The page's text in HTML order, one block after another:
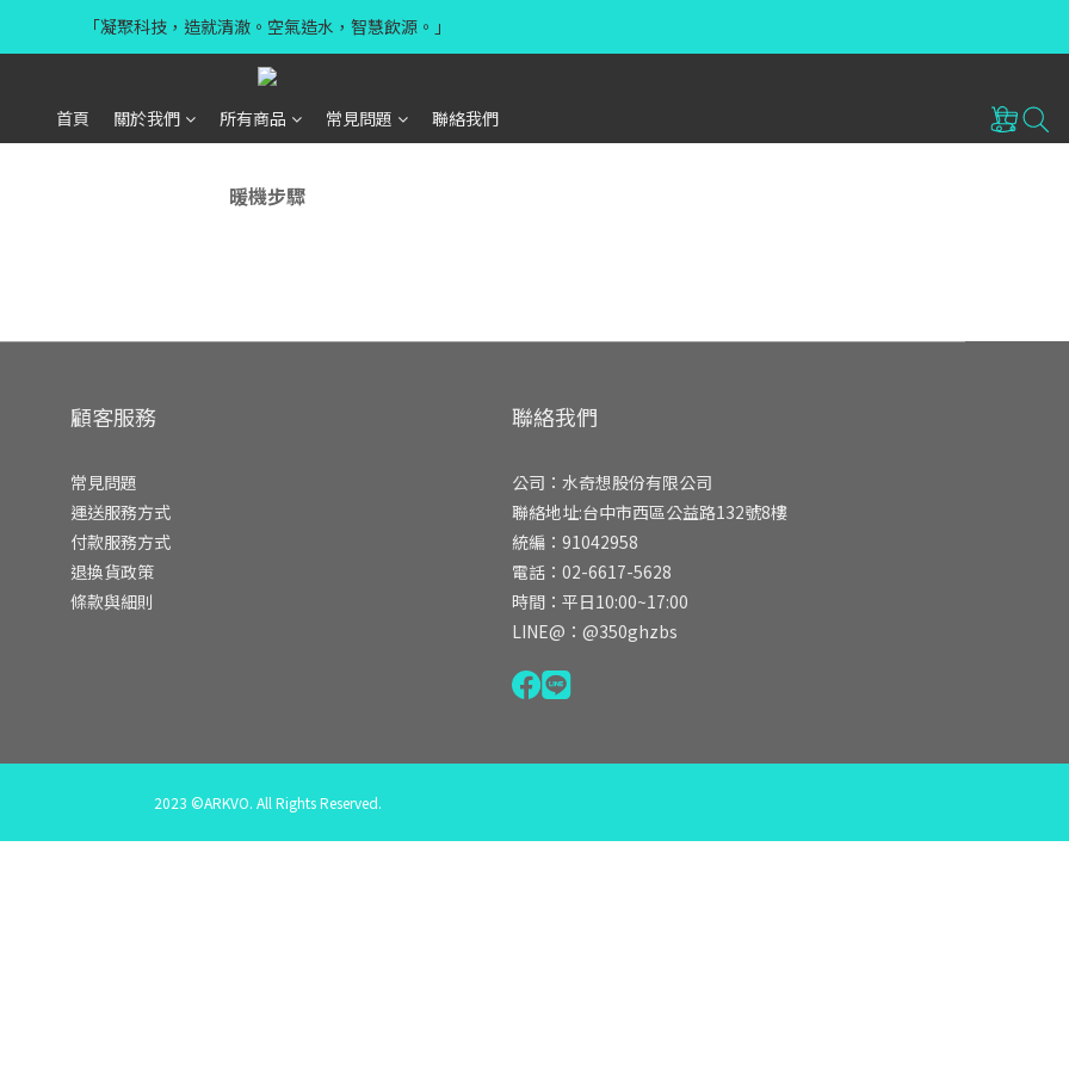
「凝聚科技，造就清澈。空氣造水，智慧飲源。」
首頁 關於我們 所有商品 常見問題 聯絡我們
暖機步驟
顧客服務
常見問題
運送服務方式
付款服務方式
退換貨政策
條款與細則
聯絡我們
公司：水奇想股份有限公司
聯絡地址:台中市西區公益路132號8樓
統編：91042958
電話：02-6617-5628
時間：平日10:00~17:00
LINE@：@350ghzbs
2023 ©ARKVO. All Rights Reserved.